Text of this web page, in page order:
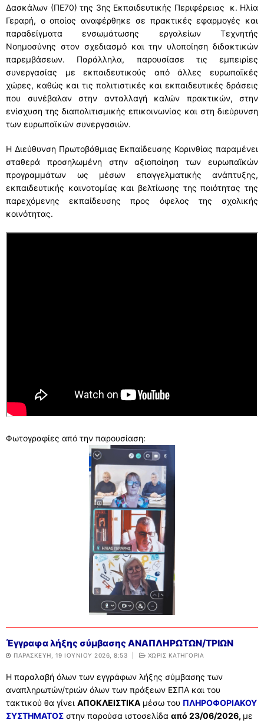
Δασκάλων (ΠΕ70) της 3ης Εκπαιδευτικής Περιφέρειας κ. Ηλία
Γεραρή, ο οποίος αναφέρθηκε σε πρακτικές εφαρμογές και
παραδείγματα ενσωμάτωσης εργαλείων Τεχνητής
Νοημοσύνης στον σχεδιασμό και την υλοποίηση διδακτικών
παρεμβάσεων. Παράλληλα, παρουσίασε τις εμπειρίες
συνεργασίας με εκπαιδευτικούς από άλλες ευρωπαϊκές
χώρες, καθώς και τις πολιτιστικές και εκπαιδευτικές δράσεις
που συνέβαλαν στην ανταλλαγή καλών πρακτικών, στην
ενίσχυση της διαπολιτισμικής επικοινωνίας και στη διεύρυνση
των ευρωπαϊκών συνεργασιών.
Η Διεύθυνση Πρωτοβάθμιας Εκπαίδευσης Κορινθίας παραμένει
σταθερά προσηλωμένη στην αξιοποίηση των ευρωπαϊκών
προγραμμάτων ως μέσων επαγγελματικής ανάπτυξης,
εκπαιδευτικής καινοτομίας και βελτίωσης της ποιότητας της
παρεχόμενης εκπαίδευσης προς όφελος της σχολικής
κοινότητας.
Φωτογραφίες από την παρουσίαση:
Έγγραφα λήξης σύμβασης ΑΝΑΠΛΗΡΩΤΩΝ/ΤΡΙΩΝ
ΠΑΡΑΣΚΕΥΉ, 19 ΙΟΥΝΊΟΥ 2026, 8:53 ΧΩΡΊΣ ΚΑΤΗΓΟΡΊΑ
Η παραλαβή όλων των εγγράφων λήξης σύμβασης των
αναπληρωτών/τριών όλων των πράξεων ΕΣΠΑ και του
τακτικού θα γίνει ΑΠΟΚΛΕΙΣΤΙΚΑ μέσω του ΠΛΗΡΟΦΟΡΙΑΚΟΥ
ΣΥΣΤΗΜΑΤΟΣ στην παρούσα ιστοσελίδα από 23/06/2026, με